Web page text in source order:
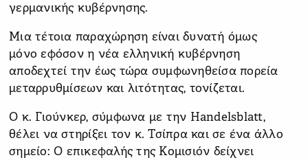
γερμανικής κυβέρνησης.
Μια τέτοια παραχώρηση είναι δυνατή όμως
μόνο εφόσον η νέα ελληνική κυβέρνηση
αποδεχτεί την έως τώρα συμφωνηθείσα πορεία
μεταρρυθμίσεων και λιτότητας, τονίζεται.
Ο κ. Γιούνκερ, σύμφωνα με την Handelsblatt,
θέλει να στηρίξει τον κ. Τσίπρα και σε ένα άλλο
σημείο: Ο επικεφαλής της Κομισιόν δείχνει